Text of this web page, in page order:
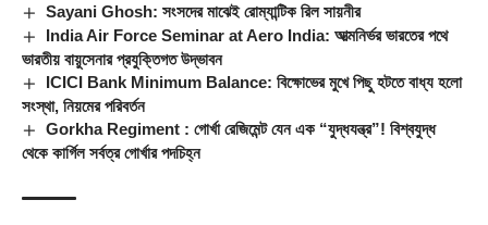
Sayani Ghosh: সংসদের মাঝেই রোম্যান্টিক রিল সায়নীর
India Air Force Seminar at Aero India: আত্মনির্ভর ভারতের পথে
ভারতীয় বায়ুসেনার প্রযুক্তিগত উদ্ভাবন
ICICI Bank Minimum Balance: বিক্ষোভের মুখে পিছু হটতে বাধ্য হলো
সংস্থা, নিয়মের পরিবর্তন
Gorkha Regiment : গোর্খা রেজিমেন্ট যেন এক “যুদ্ধযন্ত্র”! বিশ্বযুদ্ধ
থেকে কার্গিল সর্বত্র গোর্খার পদচিহ্ন